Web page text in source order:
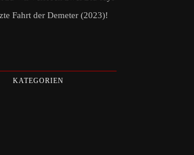
Fahrt der Demeter (2023)!
KATEGORIEN